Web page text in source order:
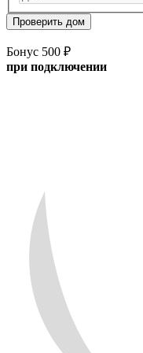
Проверить дом
Бонус 500 ₽
при подключении